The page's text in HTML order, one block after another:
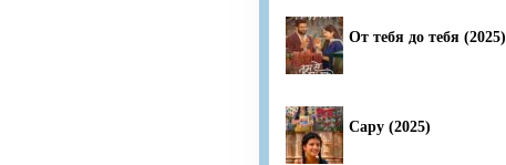
От тебя до тебя (2025)
Сару (2025)